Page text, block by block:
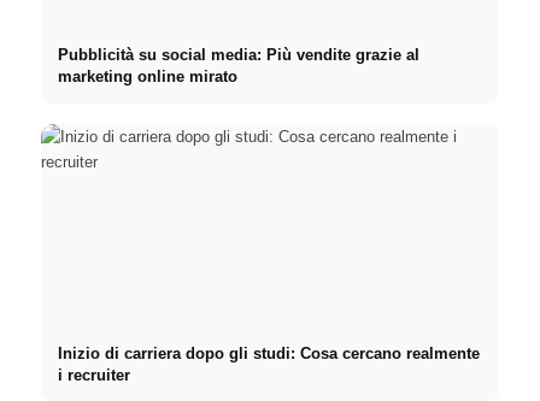
Pubblicità su social media: Più vendite grazie al
marketing online mirato
Inizio di carriera dopo gli studi: Cosa cercano realmente
i recruiter